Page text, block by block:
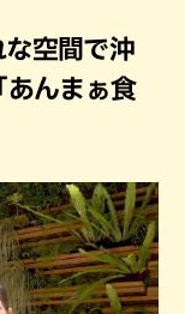
空間で沖
あんまぁ食